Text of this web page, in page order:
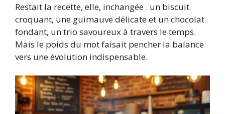
Restait la recette, elle, inchangée : un biscuit
croquant, une guimauve délicate et un chocolat
fondant, un trio savoureux à travers le temps.
Mais le poids du mot faisait pencher la balance
vers une évolution indispensable.